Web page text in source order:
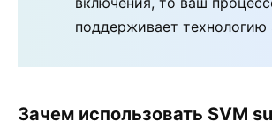
поддерживает технологию
Зачем использовать SVM